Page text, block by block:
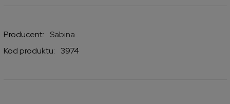
Producent:
Sabina
Kod produktu:
3974